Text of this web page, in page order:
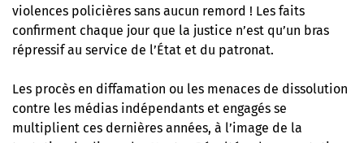
violences policières sans aucun remord ! Les faits
confirment chaque jour que la justice n’est qu’un bras
répressif au service de l’État et du patronat.
Les procès en diffamation ou les menaces de dissolution
contre les médias indépendants et engagés se
multiplient ces dernières années, à l’image de la